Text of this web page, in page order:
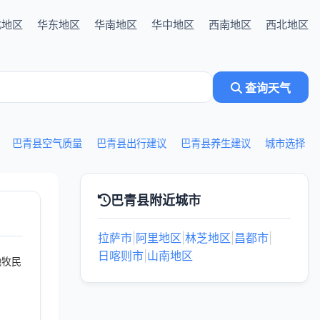
区 华东地区 华南地区 华中地区 西南地区 西北地区
查询天气
巴青县空气质量 巴青县出行建议 巴青县养生建议 城市选择
民
巴青县附近城市
拉萨市 阿里地区 林芝地区 昌都市
日喀则市 山南地区